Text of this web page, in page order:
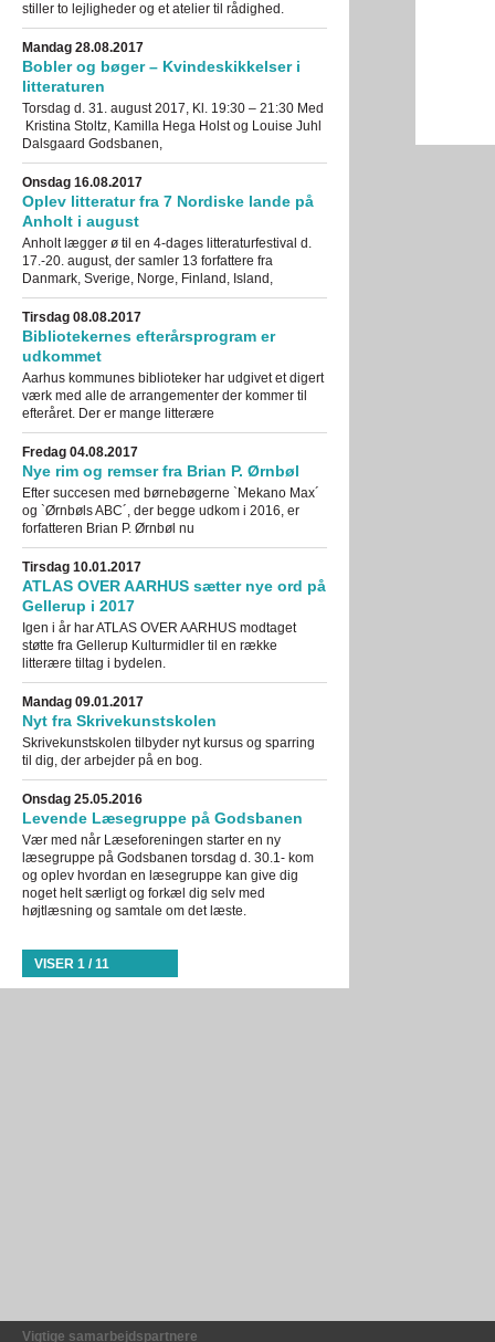
stiller to lejligheder og et atelier til rådighed.
Mandag 28.08.2017
Bobler og bøger – Kvindeskikkelser i
litteraturen
Torsdag d. 31. august 2017, Kl. 19:30 – 21:30 Med
Kristina Stoltz, Kamilla Hega Holst og Louise Juhl
Dalsgaard Godsbanen,
Onsdag 16.08.2017
Oplev litteratur fra 7 Nordiske lande på
Anholt i august
Anholt lægger ø til en 4-dages litteraturfestival d.
17.-20. august, der samler 13 forfattere fra
Danmark, Sverige, Norge, Finland, Island,
Tirsdag 08.08.2017
Bibliotekernes efterårsprogram er
udkommet
Aarhus kommunes biblioteker har udgivet et digert
værk med alle de arrangementer der kommer til
efteråret. Der er mange litterære
Fredag 04.08.2017
Nye rim og remser fra Brian P. Ørnbøl
Efter succesen med børnebøgerne `Mekano Max´
og `Ørnbøls ABC´, der begge udkom i 2016, er
forfatteren Brian P. Ørnbøl nu
Tirsdag 10.01.2017
ATLAS OVER AARHUS sætter nye ord på
Gellerup i 2017
Igen i år har ATLAS OVER AARHUS modtaget
støtte fra Gellerup Kulturmidler til en række
litterære tiltag i bydelen.
Mandag 09.01.2017
Nyt fra Skrivekunstskolen
Skrivekunstskolen tilbyder nyt kursus og sparring
til dig, der arbejder på en bog.
Onsdag 25.05.2016
Levende Læsegruppe på Godsbanen
Vær med når Læseforeningen starter en ny
læsegruppe på Godsbanen torsdag d. 30.1- kom
og oplev hvordan en læsegruppe kan give dig
noget helt særligt og forkæl dig selv med
højtlæsning og samtale om det læste.
VISER 1 / 11
Vigtige samarbejdspartnere